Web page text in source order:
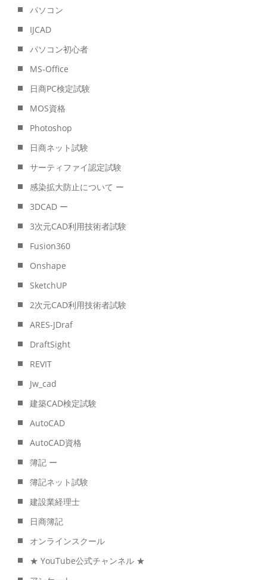
パソコン
IJCAD
パソコン初心者
MS-Office
日商PC検定試験
MOS資格
Photoshop
日商ネット試験
サーティファイ認定試験
感染拡大防止について ー
3DCAD ー
3次元CAD利用技術者試験
Fusion360
Onshape
SketchUP
2次元CAD利用技術者試験
ARES-JDraf
DraftSight
REVIT
Jw_cad
建築CAD検定試験
AutoCAD
AutoCAD資格
簿記 ー
簿記ネット試験
建設業経理士
日商簿記
オンラインスクール
★ YouTube公式チャンネル ★